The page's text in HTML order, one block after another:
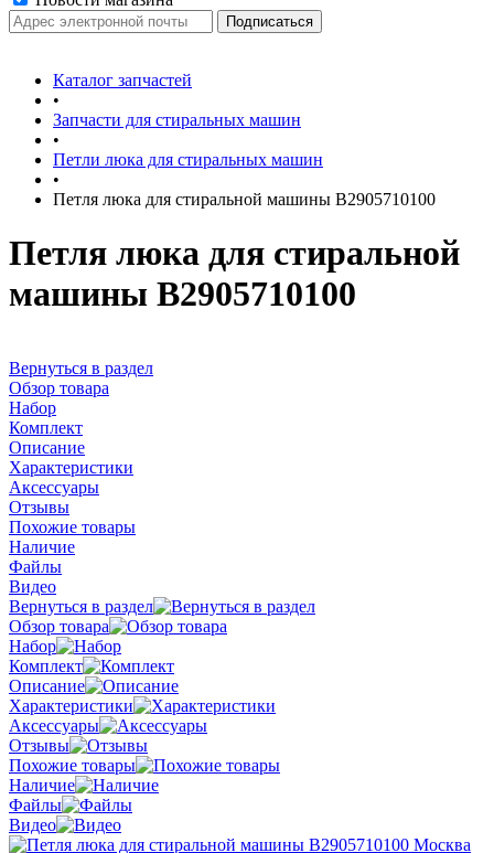
Каталог запчастей
•
Запчасти для стиральных машин
•
Петли люка для стиральных машин
•
Петля люка для стиральной машины B2905710100
Петля люка для стиральной
машины B2905710100
Вернуться в раздел
Обзор товара
Набор
Комплект
Описание
Характеристики
Аксессуары
Отзывы
Похожие товары
Наличие
Файлы
Видео
Вернуться в раздел
Обзор товара
Набор
Комплект
Описание
Характеристики
Аксессуары
Отзывы
Похожие товары
Наличие
Файлы
Видео